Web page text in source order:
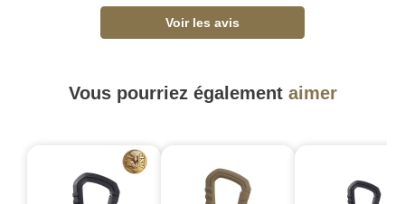
Voir les avis
Vous pourriez également aimer